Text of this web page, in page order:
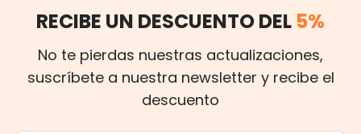
RECIBE UN DESCUENTO DEL 5%
No te pierdas nuestras actualizaciones,
suscríbete a nuestra newsletter y recibe el
descuento